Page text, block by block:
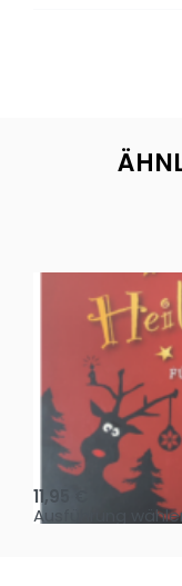
Oh, heilige Nacht!
11,95
Ausführung